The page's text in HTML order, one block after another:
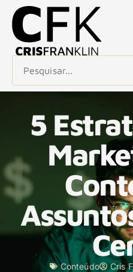
5
Conteúdo Cris